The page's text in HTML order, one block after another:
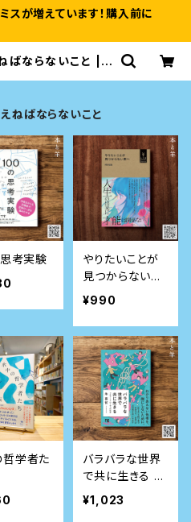
スが増えています！購入前に
ばならないこと | B
えねばならないこと
考実験
やりたいことが
見つからない君
へ (小学館Yout
¥990
哲学者た
バラバラな世界
で共に生きる リ
チャード・ローテ
ィの哲学 (NHK
¥1,023